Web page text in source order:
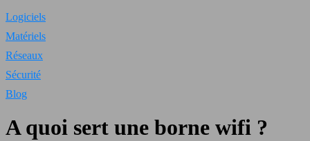
Logiciels
Matériels
Réseaux
Sécurité
Blog
A quoi sert une borne wifi ?